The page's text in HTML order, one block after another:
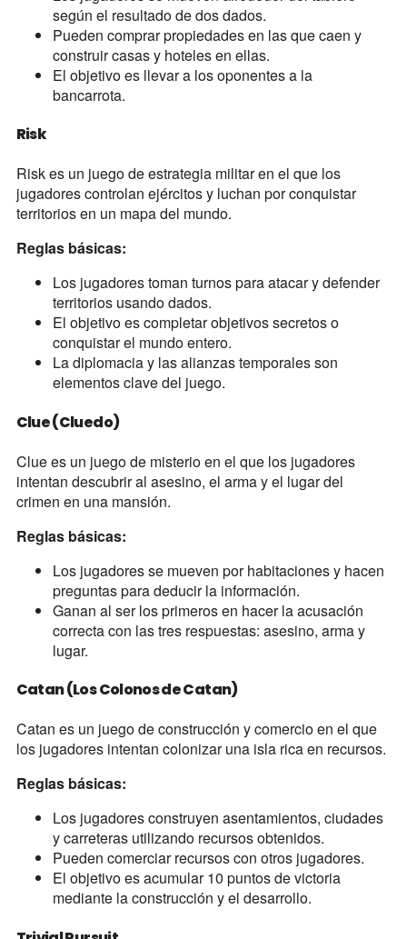
según el resultado de dos dados.
Pueden comprar propiedades en las que caen y
construir casas y hoteles en ellas.
El objetivo es llevar a los oponentes a la
bancarrota.
Risk
Risk es un juego de estrategia militar en el que los
jugadores controlan ejércitos y luchan por conquistar
territorios en un mapa del mundo.
Reglas básicas:
Los jugadores toman turnos para atacar y defender
territorios usando dados.
El objetivo es completar objetivos secretos o
conquistar el mundo entero.
La diplomacia y las alianzas temporales son
elementos clave del juego.
Clue (Cluedo)
Clue es un juego de misterio en el que los jugadores
intentan descubrir al asesino, el arma y el lugar del
crimen en una mansión.
Reglas básicas:
Los jugadores se mueven por habitaciones y hacen
preguntas para deducir la información.
Ganan al ser los primeros en hacer la acusación
correcta con las tres respuestas: asesino, arma y
lugar.
Catan (Los Colonos de Catan)
Catan es un juego de construcción y comercio en el que
los jugadores intentan colonizar una isla rica en recursos.
Reglas básicas:
Los jugadores construyen asentamientos, ciudades
y carreteras utilizando recursos obtenidos.
Pueden comerciar recursos con otros jugadores.
El objetivo es acumular 10 puntos de victoria
mediante la construcción y el desarrollo.